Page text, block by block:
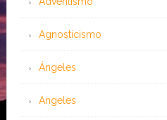
Agnosticismo
Ángeles
Angeles